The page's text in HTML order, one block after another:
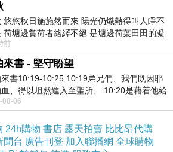
悠悠秋日施施然而來 陽光仍熾熱得叫人睜不
荷塘邊賞荷者絡繹不絕 是塘邊荷葉田田的凝
中飄逸的是映日荷花別樣紅
前
來書 - 堅守盼望
書10:19-10:25 10:19弟兄們、我們既因耶
、得以坦然進入至聖所、 10:20是藉着他給
了一條又新又活的路從幔子經過
08-06
24h購物 書店 露天拍賣 比比昂代購
聞台 廣告刊登 加入聯播網 全球購物